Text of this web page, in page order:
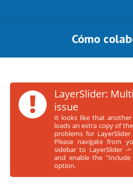
Cómo
!
LayerSlider:
issue
It looks like that
loads an extra copy of
problems for
Please navigate from
sidebar to LayerSlider -
and enable the
option.